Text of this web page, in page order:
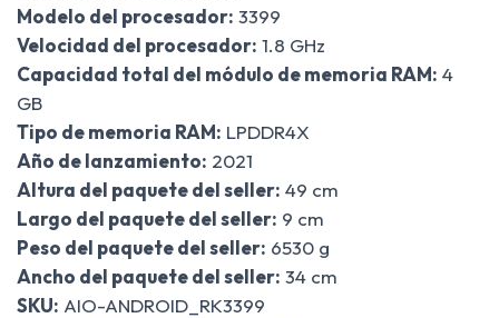
Modelo del procesador: 3399
Velocidad del procesador: 1.8 GHz
Capacidad total del módulo de memoria RAM: 4
GB
Tipo de memoria RAM: LPDDR4X
Año de lanzamiento: 2021
Altura del paquete del seller: 49 cm
Largo del paquete del seller: 9 cm
Peso del paquete del seller: 6530 g
Ancho del paquete del seller: 34 cm
SKU: AIO-ANDROID_RK3399